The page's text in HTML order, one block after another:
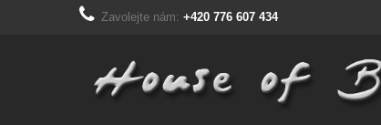
Zavolejte nám: +420 776 607 434